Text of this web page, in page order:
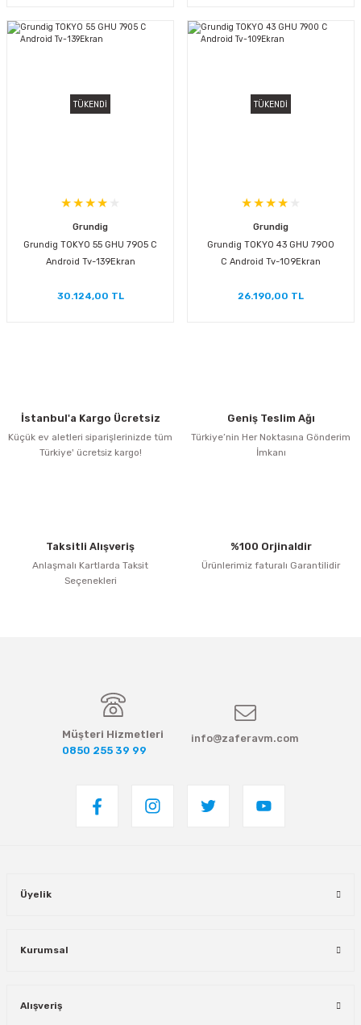
TÜKENDİ
Grundig
Grundig TOKYO 55 GHU 7905 C
Android Tv-139Ekran
30.124,00 TL
TÜKENDİ
Grundig
Grundig TOKYO 43 GHU 7900
C Android Tv-109Ekran
26.190,00 TL
İstanbul'a Kargo Ücretsiz
Küçük ev aletleri siparişlerinizde tüm
Türkiye' ücretsiz kargo!
Geniş Teslim Ağı
Türkiye’nin Her Noktasına Gönderim
İmkanı
Taksitli Alışveriş
Anlaşmalı Kartlarda Taksit
Seçenekleri
%100 Orjinaldir
Ürünlerimiz faturalı Garantilidir
Müşteri Hizmetleri
0850 255 39 99
info@zaferavm.com
Üyelik
Kurumsal
Alışveriş